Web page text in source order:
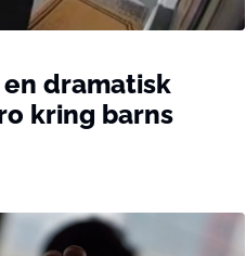
dramatisk
kring barns